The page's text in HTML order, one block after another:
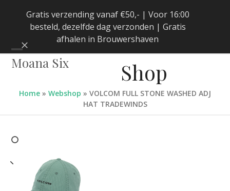
Gratis verzending vanaf €50,- | Voor 16:00
besteld, dezelfde dag verzonden | Gratis
afhalen in Brouwershaven
Negeren
Moana Six
Open
menu
Close
menu
Shop
Home » Webshop » VOLCOM FULL STONE WASHED ADJ
HAT TRADEWINDS